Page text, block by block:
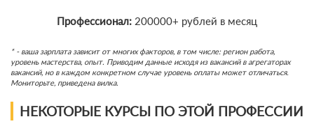
Профессионал: 200000+ рублей в месяц
* - ваша зарплата зависит от многих факторов, в том числе: регион работа,
уровень мастерства, опыт. Приводим данные исходя из вакансий в агрегаторах
вакансий, но в каждом конкретном случае уровень оплаты может отличаться.
Мониторьте, приведена вилка.
НЕКОТОРЫЕ КУРСЫ ПО ЭТОЙ ПРОФЕССИИ